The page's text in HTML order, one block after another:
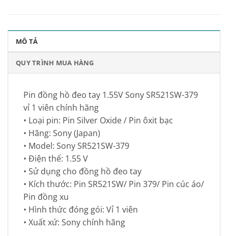
MÔ TẢ
QUY TRÌNH MUA HÀNG
Pin đồng hồ đeo tay 1.55V Sony SR521SW-379
vỉ 1 viên chính hãng
• Loại pin: Pin Silver Oxide / Pin ôxit bạc
• Hãng: Sony (Japan)
• Model: Sony SR521SW-379
• Điện thế: 1.55 V
• Sử dụng cho đồng hồ đeo tay
• Kích thước: Pin SR521SW/ Pin 379/ Pin cúc áo/
Pin đồng xu
• Hình thức đóng gói: Vỉ 1 viên
• Xuất xứ: Sony chính hãng